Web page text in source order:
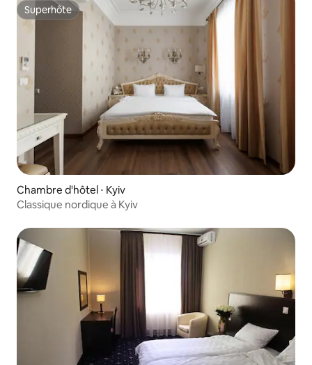
Superhôte
Superhôte
Chambre d'hôtel ⋅ Kyiv
Classique nordique à Kyiv